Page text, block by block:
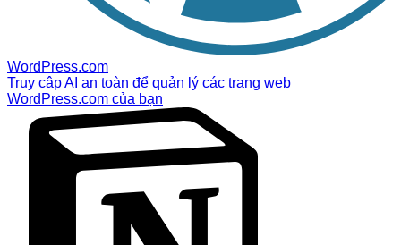
WordPress.com
Truy cập AI an toàn để quản lý các trang web
WordPress.com của bạn